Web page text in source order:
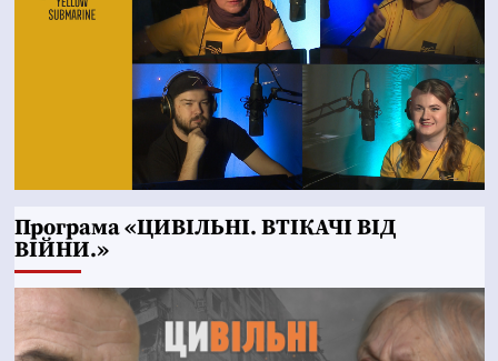
Програма «ЦИВІЛЬНІ. ВТІКАЧІ ВІД
ВІЙНИ.»